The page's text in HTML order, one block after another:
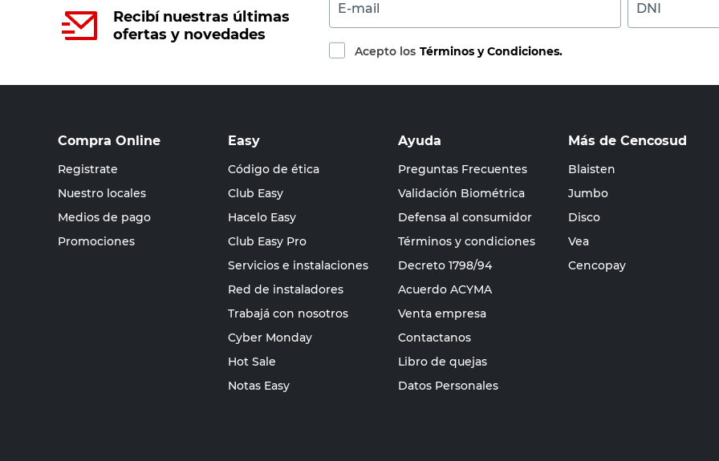
Recibí nuestras últimas
ofertas y novedades
E-mail DNI
Acepto los Términos y Condiciones.
Compra Online
Registrate
Nuestro locales
Medios de pago
Promociones
Easy
Código de ética
Club Easy
Hacelo Easy
Club Easy Pro
Servicios e instalaciones
Red de instaladores
Trabajá con nosotros
Cyber Monday
Hot Sale
Notas Easy
Ayuda
Preguntas Frecuentes
Validación Biométrica
Defensa al consumidor
Términos y condiciones
Decreto 1798/94
Acuerdo ACYMA
Venta empresa
Contactanos
Libro de quejas
Datos Personales
Más de Cencosud
Blaisten
Jumbo
Disco
Vea
Cencopay